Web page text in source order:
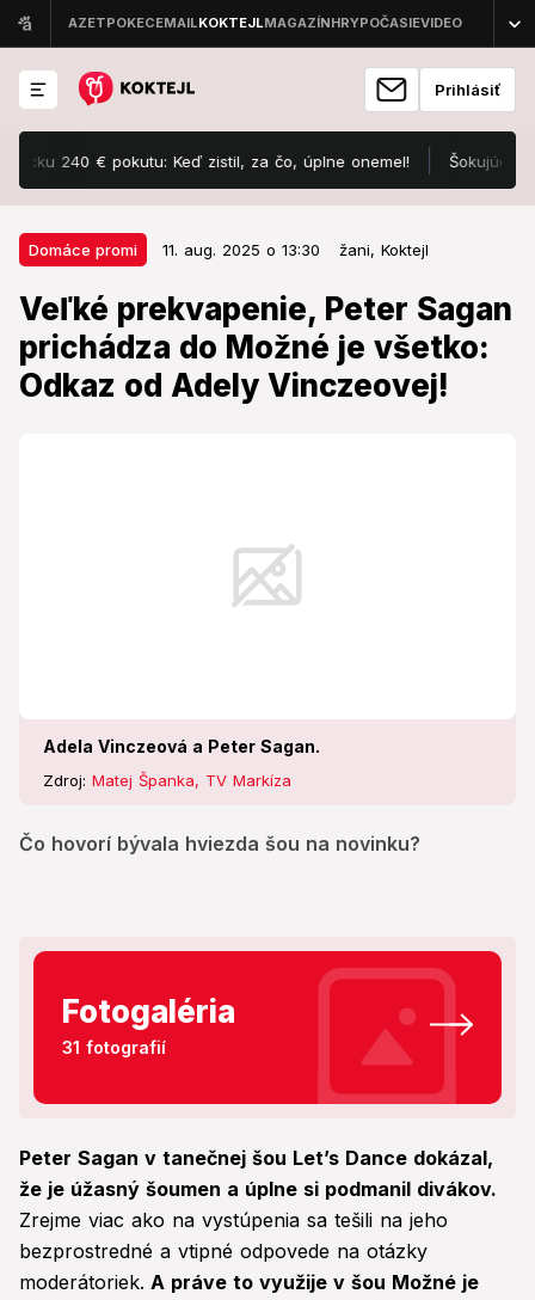
Prihlásiť
€ pokutu: Keď zistil, za čo, úplne onemel! Šokujúce slová
Domáce promi 11. aug. 2025 o 13:30 žani, Koktejl
Veľké prekvapenie, Peter Sagan
prichádza do Možné je všetko:
Odkaz od Adely Vinczeovej!
Adela Vinczeová a Peter Sagan.
Zdroj: Matej Španka, TV Markíza
Čo hovorí bývala hviezda šou na novinku?
Domáce promi 11. aug. 2025 o 13:30
Veľké prekvapenie, Peter Sagan
prichádza do Možné je všetko:
Odkaz od Adely Vinczeovej!
Fotogaléria
31 fotografií
Peter Sagan v tanečnej šou Let’s Dance dokázal,
že je úžasný šoumen a úplne si podmanil divákov.
Zrejme viac ako na vystúpenia sa tešili na jeho
bezprostredné a vtipné odpovede na otázky
moderátoriek. A práve to využije v šou Možné je